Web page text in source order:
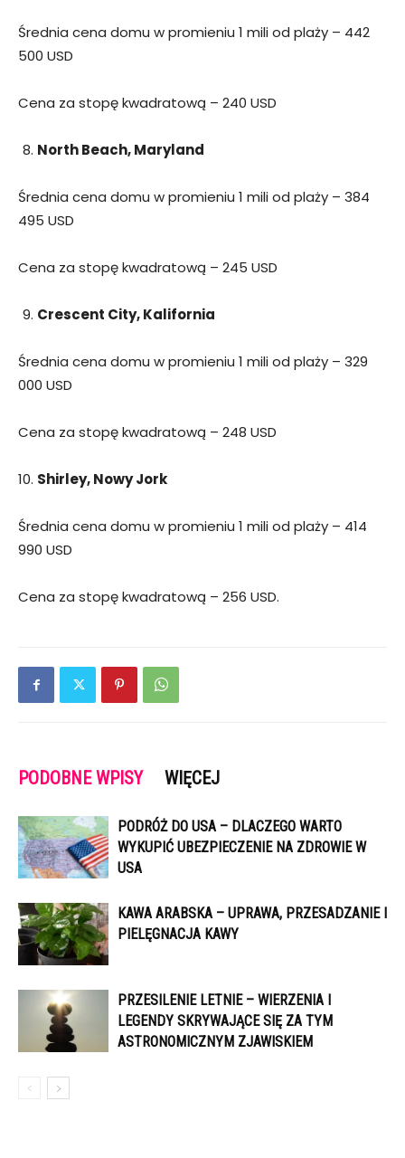
Średnia cena domu w promieniu 1 mili od plaży – 442
500 USD
Cena za stopę kwadratową – 240 USD
North Beach, Maryland
Średnia cena domu w promieniu 1 mili od plaży – 384
495 USD
Cena za stopę kwadratową – 245 USD
Crescent City, Kalifornia
Średnia cena domu w promieniu 1 mili od plaży – 329
000 USD
Cena za stopę kwadratową – 248 USD
Shirley, Nowy Jork
Średnia cena domu w promieniu 1 mili od plaży – 414
990 USD
Cena za stopę kwadratową – 256 USD.
PODOBNE WPISY WIĘCEJ
PODRÓŻ DO USA – DLACZEGO WARTO
WYKUPIĆ UBEZPIECZENIE NA ZDROWIE W
USA
KAWA ARABSKA – UPRAWA, PRZESADZANIE I
PIELĘGNACJA KAWY
PRZESILENIE LETNIE – WIERZENIA I
LEGENDY SKRYWAJĄCE SIĘ ZA TYM
ASTRONOMICZNYM ZJAWISKIEM